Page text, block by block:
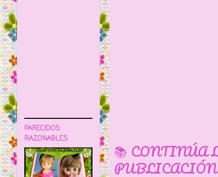
📚 CONTINÚA
PARECIDOS
RAZONABLES